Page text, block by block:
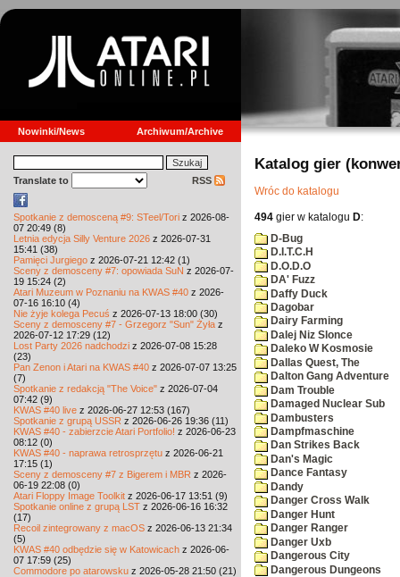
Nowinki/News Archiwum/Archive
Translate to RSS
Spotkanie z demosceną #9: STeel/Tori z 2026-08-
07 20:49 (8)
Letnia edycja Silly Venture 2026 z 2026-07-31
15:41 (38)
Pamięci Jurgiego z 2026-07-21 12:42 (1)
Sceny z demosceny #7: opowiada SuN z 2026-07-
19 15:24 (2)
Atari Muzeum w Poznaniu na KWAS #40 z 2026-
07-16 16:10 (4)
Nie żyje kolega Pecuś z 2026-07-13 18:00 (30)
Sceny z demosceny #7 - Grzegorz "Sun" Żyła z
2026-07-12 17:29 (12)
Lost Party 2026 nadchodzi z 2026-07-08 15:28
(23)
Pan Zenon i Atari na KWAS #40 z 2026-07-07 13:25
(7)
Spotkanie z redakcją "The Voice" z 2026-07-04
07:42 (9)
KWAS #40 live z 2026-06-27 12:53 (167)
Spotkanie z grupą USSR z 2026-06-26 19:36 (11)
KWAS #40 - zabierzcie Atari Portfolio! z 2026-06-23
08:12 (0)
KWAS #40 - naprawa retrosprzętu z 2026-06-21
17:15 (1)
Sceny z demosceny #7 z Bigerem i MBR z 2026-
06-19 22:08 (0)
Atari Floppy Image Toolkit z 2026-06-17 13:51 (9)
Spotkanie online z grupą LST z 2026-06-16 16:32
(17)
Recoil zintegrowany z macOS z 2026-06-13 21:34
(5)
KWAS #40 odbędzie się w Katowicach z 2026-06-
07 17:59 (25)
Commodore po atarowsku z 2026-05-28 21:50 (21)
Katalog gier
Wróc do katalogu
494 gier w katalogu D:
D-Bug
D.I.T.C.H
D.O.D.O
DA' Fuzz
Daffy Duck
Dagobar
Dairy Farming
Dalej Niz Slonce
Daleko W Kosmosie
Dallas Quest, The
Dalton Gang Adventure
Dam Trouble
Damaged Nuclear Sub
Dambusters
Dampfmaschine
Dan Strikes Back
Dan's Magic
Dance Fantasy
Dandy
Danger Cross Walk
Danger Hunt
Danger Ranger
Danger Uxb
Dangerous City
Dangerous Dungeons